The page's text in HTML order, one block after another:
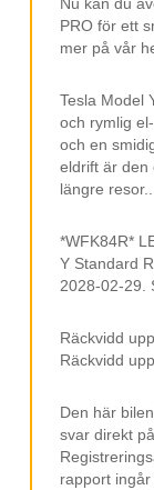
Backkamera
Värmepump
Stolsvärme
Rattvärme
Räckvidd
Räckvidd
ISOFIX
Leasebar
MOMS/VAT.
PRO för ett
mer på vår
Tesla Model
och rymlig
och en
eldrift är den
längre resor..
*WFK84R*
Y Standard
2028-02-29.
Räckvidd
Räckvidd
Den här
svar direkt
rapport